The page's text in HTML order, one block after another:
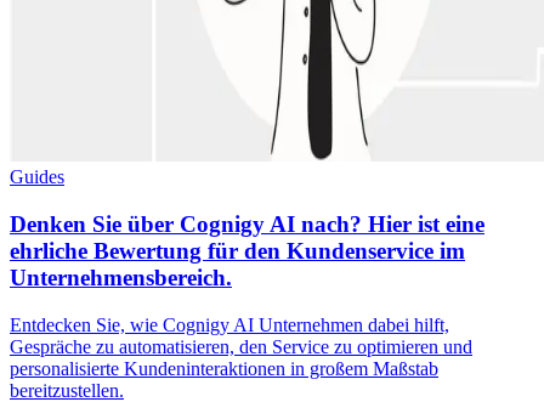
Guides
Denken Sie über Cognigy AI nach? Hier ist eine
ehrliche Bewertung für den Kundenservice im
Unternehmensbereich.
Entdecken Sie, wie Cognigy AI Unternehmen dabei hilft,
Gespräche zu automatisieren, den Service zu optimieren und
personalisierte Kundeninteraktionen in großem Maßstab
bereitzustellen.